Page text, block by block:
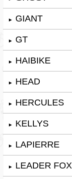
► GIANT
► GT
► HAIBIKE
► HEAD
► HERCULES
► KELLYS
► LAPIERRE
► LEADER FOX